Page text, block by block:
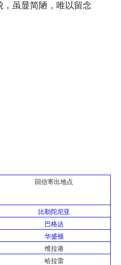
虽显简陋，唯以留念
回信寄出地点
比勒陀尼亚
巴格达
华盛顿
维拉港
哈拉雷